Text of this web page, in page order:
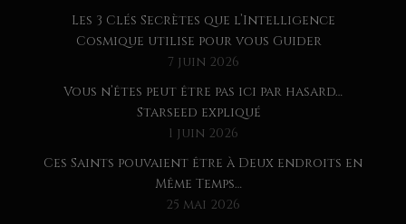
Les 3 Clés Secrètes que l’Intelligence
Cosmique utilise pour vous Guider
7 juin 2026
Vous n’êtes peut être pas ici par hasard…
Starseed expliqué
1 juin 2026
Ces Saints pouvaient être à Deux endroits en
Même Temps…
25 mai 2026